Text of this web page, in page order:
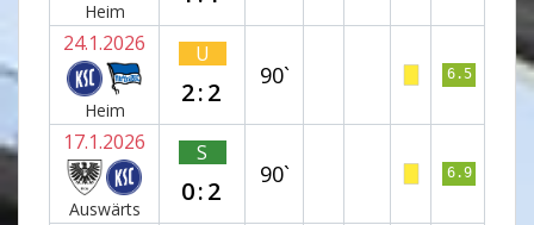
Heim
24.1.2026
Heim
U
2:2
90` 6.5
17.1.2026
Auswärts
S
0:2
90` 6.9